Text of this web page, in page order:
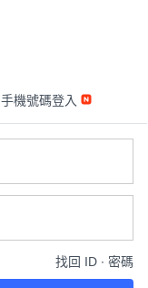
手機號碼登入
找回 ID ∙ 密碼